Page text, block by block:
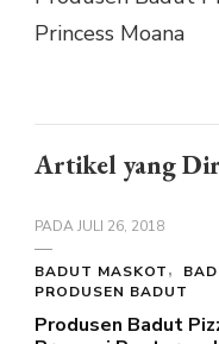
Princess Moana
Artikel yang
PADAJULI 26, 2018
BADUT MASKOT
PRODUSEN BADUT
Produsen Badut